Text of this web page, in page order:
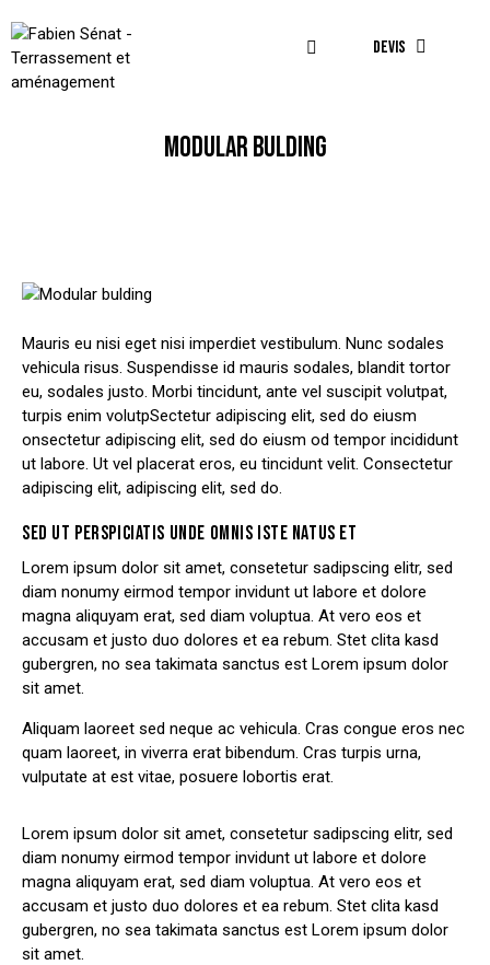
DEVIS
MODULAR BULDING
Mauris eu nisi eget nisi imperdiet vestibulum. Nunc sodales
vehicula risus. Suspendisse id mauris sodales, blandit tortor
eu, sodales justo. Morbi tincidunt, ante vel suscipit volutpat,
turpis enim volutpSectetur adipiscing elit, sed do eiusm
onsectetur adipiscing elit, sed do eiusm od tempor incididunt
ut labore. Ut vel placerat eros, eu tincidunt velit. Consectetur
adipiscing elit, adipiscing elit, sed do.
SED UT PERSPICIATIS UNDE OMNIS ISTE NATUS ET
Lorem ipsum dolor sit amet, consetetur sadipscing elitr, sed
diam nonumy eirmod tempor invidunt ut labore et dolore
magna aliquyam erat, sed diam voluptua. At vero eos et
accusam et justo duo dolores et ea rebum. Stet clita kasd
gubergren, no sea takimata sanctus est Lorem ipsum dolor
sit amet.
Aliquam laoreet sed neque ac vehicula. Cras congue eros nec
quam laoreet, in viverra erat bibendum. Cras turpis urna,
vulputate at est vitae, posuere lobortis erat.
Lorem ipsum dolor sit amet, consetetur sadipscing elitr, sed
diam nonumy eirmod tempor invidunt ut labore et dolore
magna aliquyam erat, sed diam voluptua. At vero eos et
accusam et justo duo dolores et ea rebum. Stet clita kasd
gubergren, no sea takimata sanctus est Lorem ipsum dolor
sit amet.